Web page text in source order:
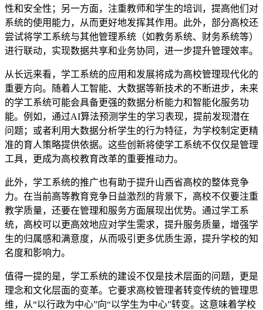
性和安全性；另一方面，注重教师和学生的培训，提高他们对
系统的使用能力，从而更好地发挥其作用。此外，部分高校还
尝试将学工系统与其他管理系统（如教务系统、财务系统等）
进行联动，实现数据共享和业务协同，进一步提升管理效率。
从长远来看，学工系统的应用和发展将成为高校管理现代化的
重要方向。随着人工智能、大数据等新技术的不断进步，未来
的学工系统可能会具备更强的数据分析能力和智能化服务功
能。例如，通过AI算法预测学生的学习表现，提前发现潜在
问题；或者利用大数据分析学生的行为特征，为学校制定更精
准的育人策略提供依据。这些创新将使学工系统不仅仅是管理
工具，更成为高校教育改革的重要推动力。
此外，学工系统的推广也有助于提升山西省高校的整体竞争
力。在当前高等教育竞争日益激烈的背景下，高校不仅要注重
教学质量，还要在管理和服务方面展现出优势。通过学工系
统，高校可以更高效地应对学生需求，提升服务质量，增强学
生的归属感和满意度，从而吸引更多优质生源，提升学校的知
名度和影响力。
值得一提的是，学工系统的建设不仅是技术层面的问题，更是
理念和文化层面的变革。它要求高校管理者转变传统的管理思
维，从“以行政为中心”向“以学生为中心”转变。这意味着学校